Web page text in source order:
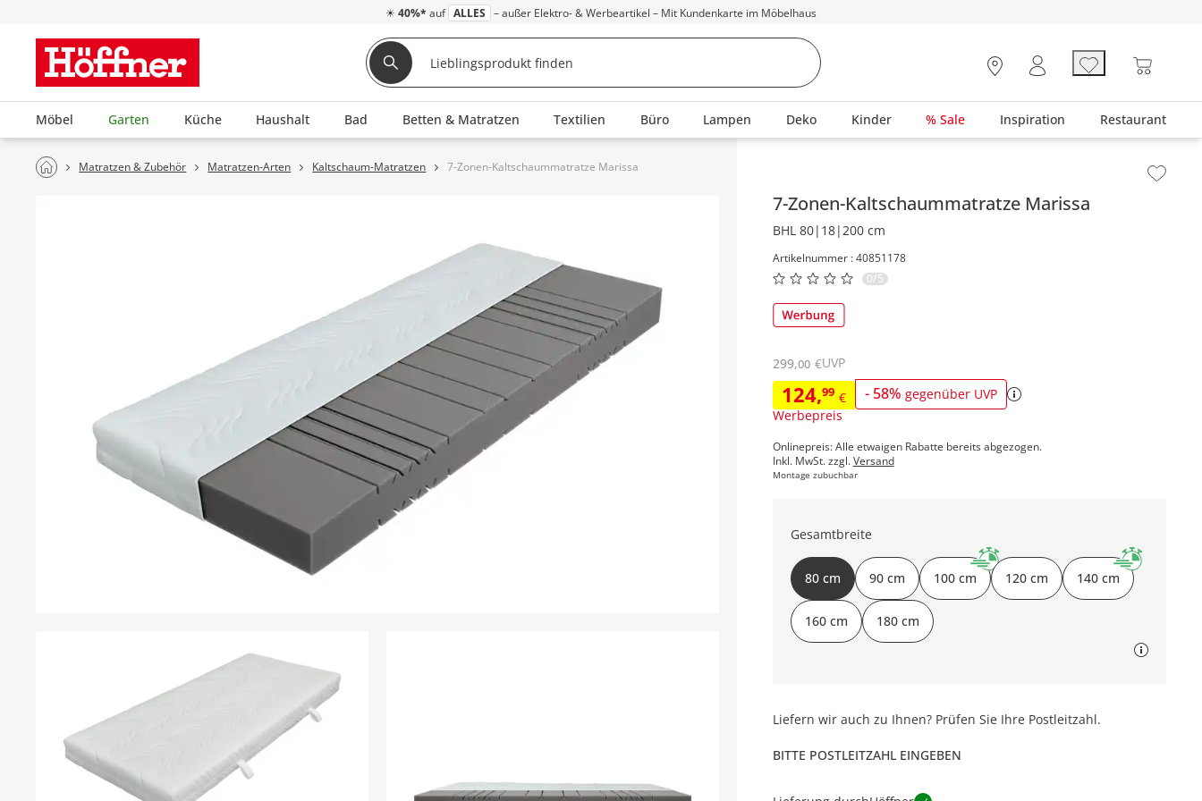
☀ 40%* auf ALLES – außer Elektro- & Werbeartikel – Mit Kundenkarte im Möbelhaus
Möbel Garten Küche Haushalt Bad Betten & Matratzen Textilien Büro Lampen Deko Kinder % Sale Inspiration Restaurant
Matratzen & Zubehör Matratzen-Arten Kaltschaum-Matratzen 7-Zonen-Kaltschaummatratze Marissa
7-Zonen-Kaltschaummatratze Marissa
BHL 80|18|200 cm
Artikelnummer : 40851178
0/5
124,99 € - 58% gegenüber UVP
Werbepreis
299,00 €UVP
Onlinepreis: Alle etwaigen Rabatte bereits abgezogen.
Inkl. MwSt. zzgl.Versand
Montage zubuchbar
Gesamtbreite
80 cm 90 cm 100 cm 120 cm 140 cm
160 cm 180 cm
Liefern wir auch zu Ihnen? Prüfen Sie Ihre Postleitzahl.
BITTE POSTLEITZAHL EINGEBEN